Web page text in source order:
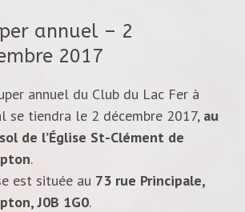
annuel – 2
2017
annuel du Club du Lac Fer à
se tiendra le 2 décembre 2017, au
de l’Église St-Clément de
.
est située au 73 rue Principale,
J0B 1G0.